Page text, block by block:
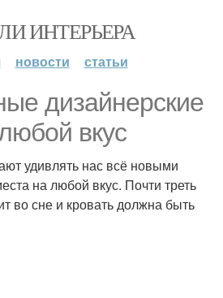
ИНТЕРЬЕРА
новости статьи
дизайнерские
вкус
удивлять нас всё новыми
на любой вкус. Почти треть
во сне и кровать должна быть